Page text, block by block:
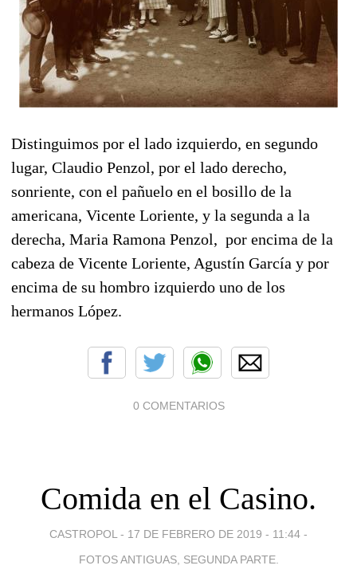
Distinguimos por el lado izquierdo, en segundo
lugar, Claudio Penzol, por el lado derecho,
sonriente, con el pañuelo en el bosillo de la
americana, Vicente Loriente, y la segunda a la
derecha, Maria Ramona Penzol, por encima de la
cabeza de Vicente Loriente, Agustín García y por
encima de su hombro izquierdo uno de los
hermanos López.
0 COMENTARIOS
Comida en el Casino.
CASTROPOL - 17 DE FEBRERO DE 2019 - 11:44 -
FOTOS ANTIGUAS, SEGUNDA PARTE.